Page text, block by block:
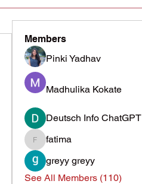
Members
Pinki Yadhav
Madhulika Kokate
Deutsch Info ChatGPT
fatima
fatima
greyy greyy
See All Members (110)